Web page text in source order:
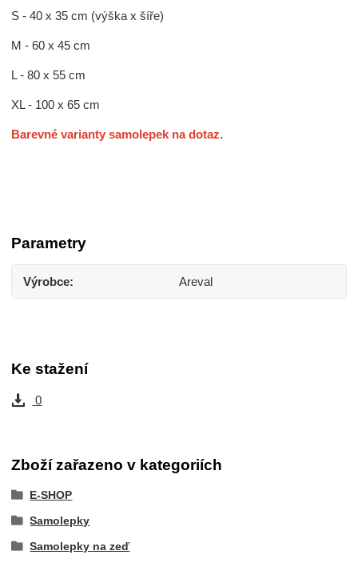
S - 40 x 35 cm (výška x šíře)
M - 60 x 45 cm
L - 80 x 55 cm
XL - 100 x 65 cm
Barevné varianty samolepek na dotaz.
Parametry
Výrobce Areval
Ke stažení
0
Zboží zařazeno v kategoriích
E-SHOP
Samolepky
Samolepky na zeď